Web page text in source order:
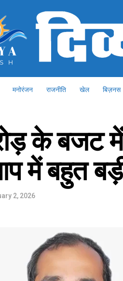
मनोरंजन राजनीति खेल बिज़नस
के बजट
में बहुत
2, 2026